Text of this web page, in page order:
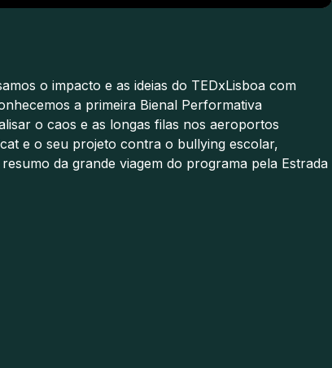
o impacto e as ideias do TEDxLisboa com
a primeira Bienal Performativa
o caos e as longas filas nos aeroportos
e o seu projeto contra o bullying escolar,
da grande viagem do programa pela Estrada